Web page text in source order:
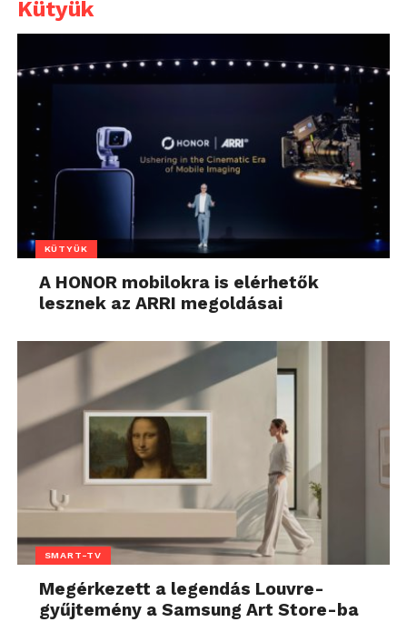
Kütyük
KÜTYÜK
A HONOR mobilokra is elérhetők
lesznek az ARRI megoldásai
SMART-TV
Megérkezett a legendás Louvre-
gyűjtemény a Samsung Art Store-ba